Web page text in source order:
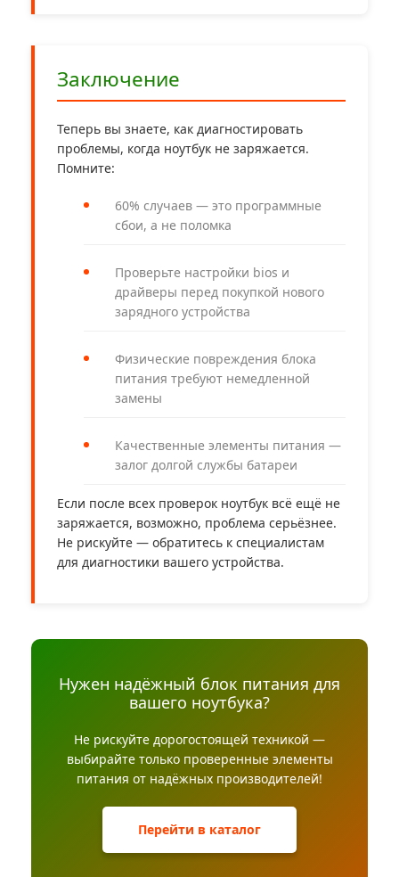
Заключение
Теперь вы знаете, как диагностировать
проблемы, когда ноутбук не заряжается.
Помните:
60% случаев — это программные
сбои, а не поломка
Проверьте настройки bios и
драйверы перед покупкой нового
зарядного устройства
Физические повреждения блока
питания требуют немедленной
замены
Качественные элементы питания —
залог долгой службы батареи
Если после всех проверок ноутбук всё ещё не
заряжается, возможно, проблема серьёзнее.
Не рискуйте — обратитесь к специалистам
для диагностики вашего устройства.
Нужен надёжный блок питания для
вашего ноутбука?
Не рискуйте дорогостоящей техникой —
выбирайте только проверенные элементы
питания от надёжных производителей!
Перейти в каталог